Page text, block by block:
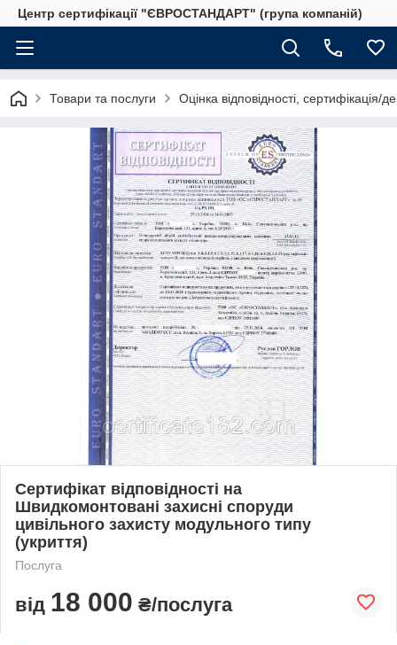
Центр сертифікації "ЄВРОСТАНДАРТ" (група компаній)
Товари та послуги Оцінка відповідності, сертифікація/
Сертифікат відповідності на
Швидкомонтовані захисні споруди
цивільного захисту модульного типу
(укриття)
Послуга
від 18 000 ₴/послуга